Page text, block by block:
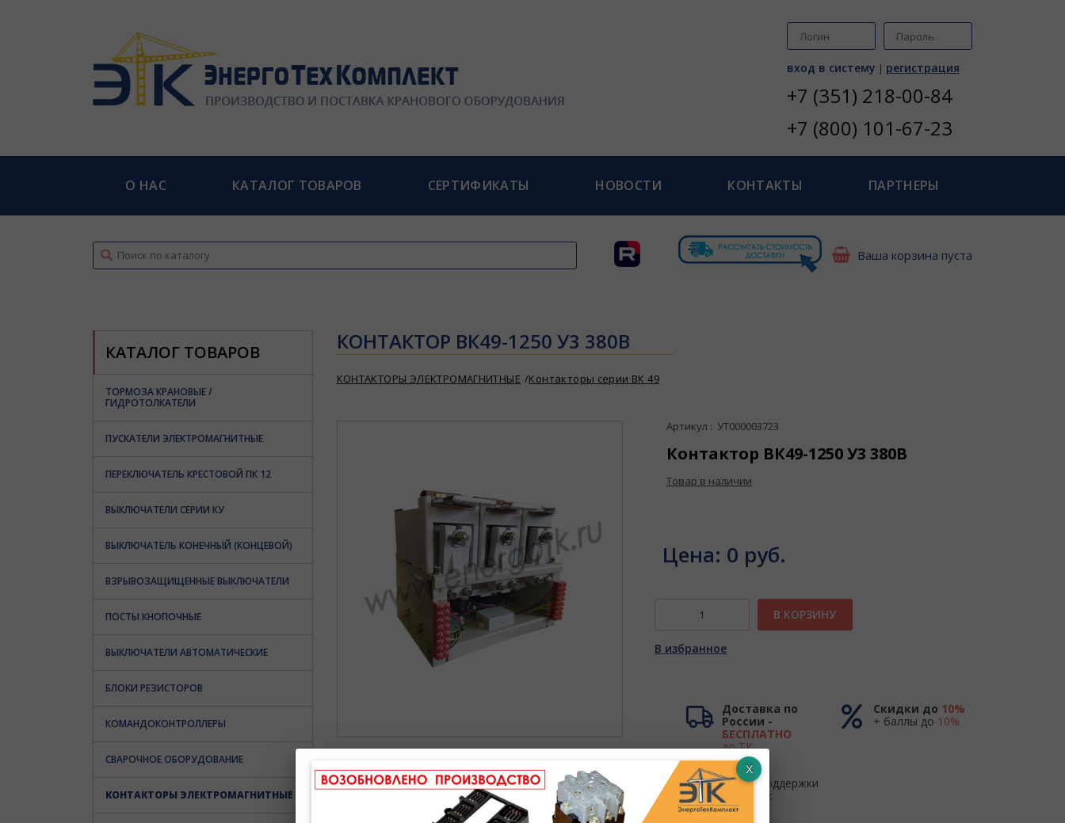
вход в систему | регистрация
+7 (351) 218-00-84
+7 (800) 101-67-23
О НАС КАТАЛОГ ТОВАРОВ СЕРТИФИКАТЫ НОВОСТИ КОНТАКТЫ ПАРТНЕРЫ
Ваша корзина пуста
КАТАЛОГ ТОВАРОВ
ТОРМОЗА КРАНОВЫЕ /
ГИДРОТОЛКАТЕЛИ
ПУСКАТЕЛИ ЭЛЕКТРОМАГНИТНЫЕ
ПЕРЕКЛЮЧАТЕЛЬ КРЕСТОВОЙ ПК 12
ВЫКЛЮЧАТЕЛИ СЕРИИ КУ
ВЫКЛЮЧАТЕЛЬ КОНЕЧНЫЙ (КОНЦЕВОЙ)
ВЗРЫВОЗАЩИЩЕННЫЕ ВЫКЛЮЧАТЕЛИ
ПОСТЫ КНОПОЧНЫЕ
ВЫКЛЮЧАТЕЛИ АВТОМАТИЧЕСКИЕ
БЛОКИ РЕЗИСТОРОВ
КОМАНДОКОНТРОЛЛЕРЫ
СВАРОЧНОЕ ОБОРУДОВАНИЕ
КОНТАКТОРЫ ЭЛЕКТРОМАГНИТНЫЕ
КОНТАКТОР ВК49-1250 У3 380В
КОНТАКТОРЫ ЭЛЕКТРОМАГНИТНЫЕ Контакторы серии ВК 49
Артикул : УТ000003723
Контактор ВК49-1250 У3 380В
Товар в наличии
Цена: 0 руб.
В КОРЗИНУ
В избранное
Доставка по
России -
БЕСПЛАТНО
до ТК
Скидки до 10%
+ баллы до 10%
Центр поддержки
и продаж